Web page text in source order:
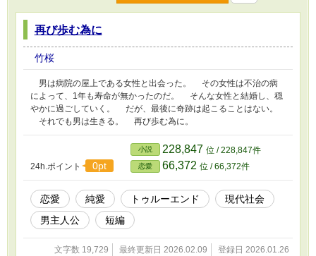
再び歩む為に
竹桜
男は病院の屋上である女性と出会った。 その女性は不治の病
によって、1年も寿命が無かったのだ。 そんな女性と結婚し、穏
やかに過ごしていく。 だが、最後に奇跡は起こることはない。
それでも男は生きる。 再び歩む為に。
24h.ポイント 0pt
小説 228,847 位 / 228,847件
恋愛 66,372 位 / 66,372件
恋愛 純愛 トゥルーエンド
現代社会
男主人公
短編
文字数 19,729 最終更新日 2026.02.09 登録日 2026.01.26